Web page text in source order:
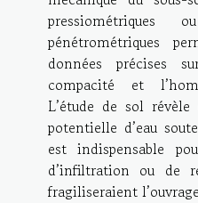
pressiométriques
pénétrométriques
données précises
compacité et
L’étude de sol
potentielle d’eau
est indispensable
d’infiltration ou de
fragiliseraient